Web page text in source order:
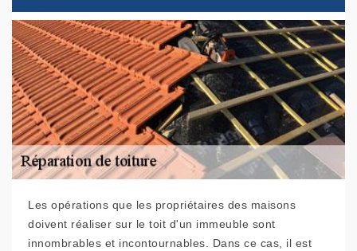
Les opérations que les propriétaires des maisons
doivent réaliser sur le toit d'un immeuble sont
innombrables et incontournables. Dans ce cas, il est